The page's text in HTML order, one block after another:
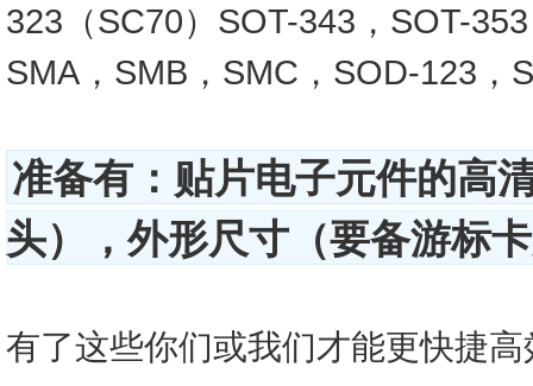
323（SC70）SOT-343，SOT-
SMA，SMB，SMC，SOD-123，
准备有：贴片电子元件的高
头），外形尺寸（要备游标
有了这些你们或我们才能更快捷